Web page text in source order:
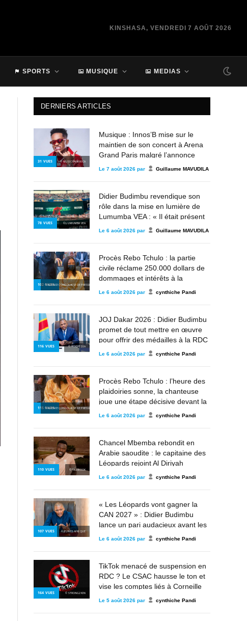
KINSHASA, VENDREDI 7 AOÛT 2026
SPORTS MUSIQUE MEDIAS
DERNIERS ARTICLES
31 VUES © MUSIC IN AFRICA
Musique : Innos’B mise sur le
maintien de son concert à Arena
Grand Paris malgré l’annonce
d’annulation
Le 7 août 2026 par Guillaume MAVUDILA
78 VUES © LUMUMBA VEA
Didier Budimbu revendique son
rôle dans la mise en lumière de
Lumumba VEA : « Il était présent
depuis 2013, mais personne n’en
Le 6 août 2026 par Guillaume MAVUDILA
102 VUES
© AGENCE CONGOLAISE DE PRESSE
Procès Rebo Tchulo : la partie
civile réclame 250.000 dollars de
dommages et intérêts à la
chanteuse
Le 6 août 2026 par cynthiche Pandi
116 VUES © WIKIPÉDIA
JOJ Dakar 2026 : Didier Budimbu
promet de tout mettre en œuvre
pour offrir des médailles à la RDC
Le 6 août 2026 par cynthiche Pandi
115 VUES
© AGENCE CONGOLAISE DE PRESSE
Procès Rebo Tchulo : l’heure des
plaidoiries sonne, la chanteuse
joue une étape décisive devant la
justice militaire
Le 6 août 2026 par cynthiche Pandi
110 VUES © FACEBOOK
Chancel Mbemba rebondit en
Arabie saoudite : le capitaine des
Léopards rejoint Al Diriyah
Le 6 août 2026 par cynthiche Pandi
107 VUES © JEUNES AFRIQUE
« Les Léopards vont gagner la
CAN 2027 » : Didier Budimbu
lance un pari audacieux avant les
éliminatoires
Le 6 août 2026 par cynthiche Pandi
164 VUES © STRONG2KIN
TikTok menacé de suspension en
RDC ? Le CSAC hausse le ton et
vise les comptes liés à Corneille
Nangaa, au M23 et à l’AFC
Le 5 août 2026 par cynthiche Pandi